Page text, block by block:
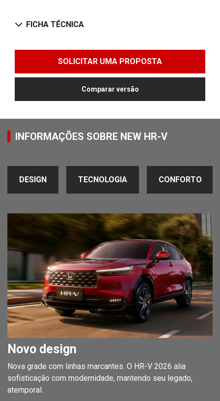
FICHA TÉCNICA
SOLICITAR UMA PROPOSTA
Comparar versão
INFORMAÇÕES SOBRE NEW HR-V
DESIGN TECNOLOGIA CONFORTO
Novo design
Nova grade com linhas marcantes. O HR-V 2026 alia
sofisticação com modernidade, mantendo seu legado,
atemporal.